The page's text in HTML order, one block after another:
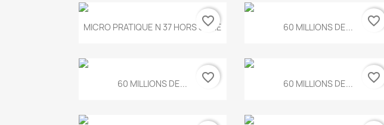
Aperçu rapide
MICRO PRATIQUE N 37 HORS SERIE
favorite_border Aperçu rapide
60 MILLIONS DE... favorite_border
Aperçu rapide
60 MILLIONS DE... favorite_border Aperçu rapide
60 MILLIONS DE... favorite_border